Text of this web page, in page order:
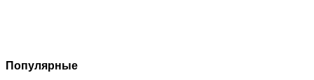
Популярные